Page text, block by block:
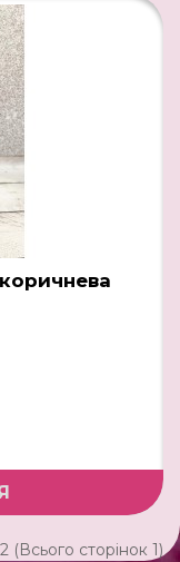
(Всього сторінок 1)